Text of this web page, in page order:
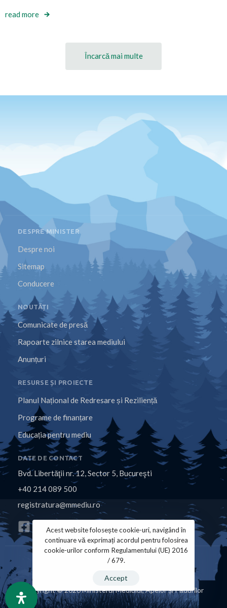
read more
Încarcă mai multe
DESPRE MINISTER
Despre noi
Sitemap
Conducere
NOUTĂȚI
Comunicate de presă
Rapoarte zilnice starea mediului
Anunțuri
RESURSE ȘI PROIECTE
Planul Național de Redresare și Reziliență
Programe de finanțare
Educația pentru mediu
DATE DE CONTACT
Bvd. Libertăţii nr. 12, Sector 5, Bucureşti
+40 214 089 500
registratura@mmediu.ro
Copyright © 2026 Ministerul Mediului, Apelor și Pădurilor
Acest website folosește cookie-uri, navigând în
continuare vă exprimați acordul pentru folosirea
cookie-urilor conform Regulamentului (UE) 2016
/ 679.
Accept